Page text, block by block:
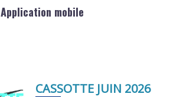
Application mobile
CASSOTTE JUIN 2026